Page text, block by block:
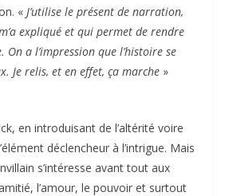
« J’utilise le présent de narration,
expliqué et qui permet de rendre
On a l’impression que l’histoire se
Je relis, et en effet, ça marche »
en introduisant de l’altérité voire
déclencheur à l’intrigue. Mais
s’intéresse avant tout aux
l’amour, le pouvoir et surtout